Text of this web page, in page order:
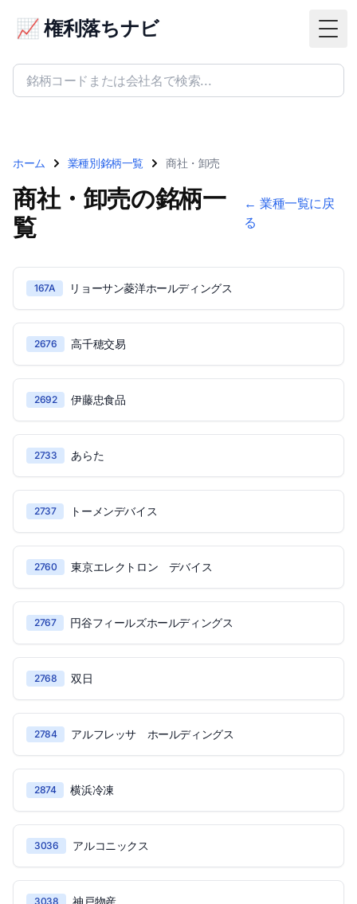
📈 権利落ちナビ
ホーム 業種別銘柄一覧 商社・卸売
商社・卸売の銘柄一
覧
← 業種一覧に戻
る
167A リョーサン菱洋ホールディングス
2676 高千穂交易
2692 伊藤忠食品
2733 あらた
2737 トーメンデバイス
2760 東京エレクトロン デバイス
2767 円谷フィールズホールディングス
2768 双日
2784 アルフレッサ ホールディングス
2874 横浜冷凍
3036 アルコニックス
3038 神戸物産